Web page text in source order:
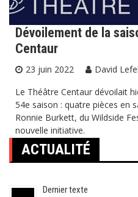
Dévoilement de la
Centaur
23 juin 2022
David
Le Théâtre Centaur dévoilait
54e saison : quatre pièces en
Ronnie Burkett, du Wildside
nouvelle initiative.
ACTUALITÉ
Dernier texte